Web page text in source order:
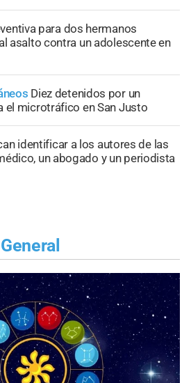
para dos hermanos
asalto contra un adolescente en
Diez detenidos por un
el microtráfico en San Justo
identificar a los autores de las
un abogado y un periodista